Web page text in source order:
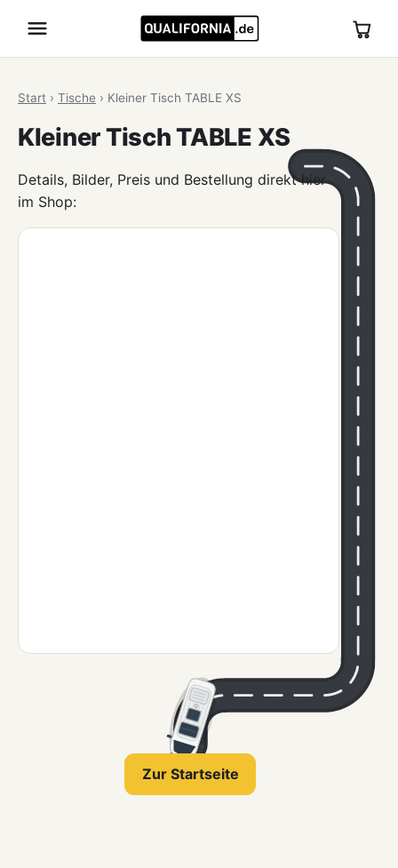
Start › Tische › Kleiner Tisch TABLE XS
Kleiner Tisch TABLE XS
Details, Bilder, Preis und Bestellung direkt hier
im Shop:
Zur Startseite